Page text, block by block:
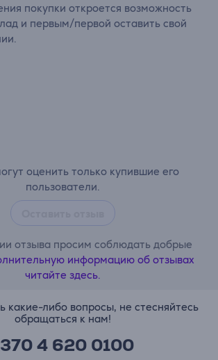
оценить только купившие его
пользователи.
отзыва просим соблюдать добрые
информацию об отзывах
читайте здесь.
покупки откроется возможность
и первым/первой оставить свой
какие-либо вопросы, не стесняйтесь
обращаться к нам!
4 620 0100